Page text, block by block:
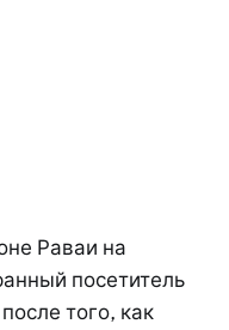
Раваи на
посетитель
того, как